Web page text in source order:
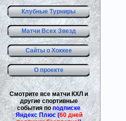
Клубные Турниры
Матчи Всех Звезд
Сайты о Хоккее
О проекте
Смотрите все матчи КХЛ и
другие спортивные
события поподписке
Яндекс Плюс (60 дней